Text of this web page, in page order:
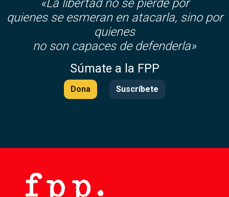
«La libertad no se pierde por
quienes se esmeran en atacarla, sino por
quienes
no son capaces de defenderla»
Súmate a la FPP
Dona Suscríbete